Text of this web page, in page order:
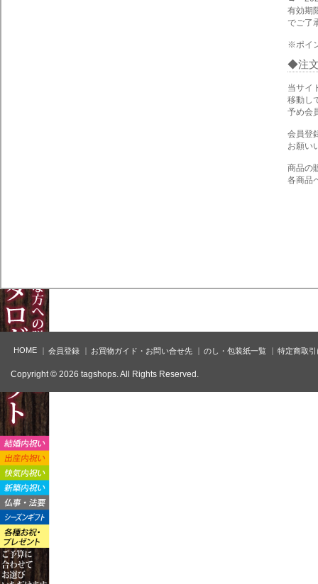
有効期
でご了
※ポイ
注
当サイ
移動し
予め会
会員登
お願い
商品の
各商品
HOME 会員登録 お買物ガイド・お問い合せ先 のし・包装紙一覧 特定商取
Copyright © 2026 tagshops. All Rights Reserved.